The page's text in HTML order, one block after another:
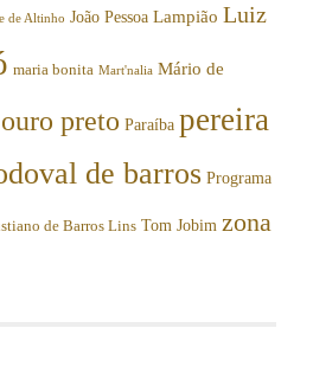
de Altinho João Pessoa Lampião Luiz
maria bonita Mart'nalia Mário de
ouro preto Paraíba pereira
de barros Programa
de Barros Lins Tom Jobim zona